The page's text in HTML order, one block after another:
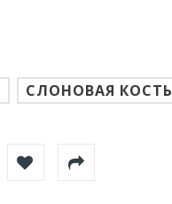
СЛОНОВАЯ КОСТЬ